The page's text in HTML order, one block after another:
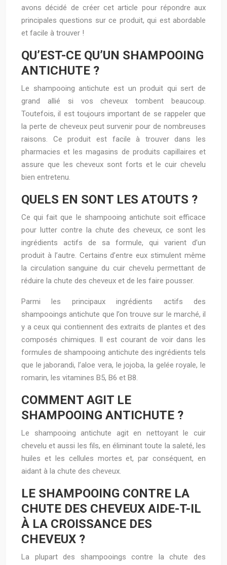
avons décidé de créer cet article pour répondre aux
principales questions sur ce produit, qui est abordable
et facile à trouver !
QU’EST-CE QU’UN SHAMPOOING
ANTICHUTE ?
Le shampooing antichute est un produit qui sert de
grand allié si vos cheveux tombent beaucoup.
Toutefois, il est toujours important de se rappeler que
la perte de cheveux peut survenir pour de nombreuses
raisons. Ce produit est facile à trouver dans les
pharmacies et les magasins de produits capillaires et
assure que les cheveux sont forts et le cuir chevelu
bien entretenu.
QUELS EN SONT LES ATOUTS ?
Ce qui fait que le shampooing antichute soit efficace
pour lutter contre la chute des cheveux, ce sont les
ingrédients actifs de sa formule, qui varient d’un
produit à l’autre. Certains d’entre eux stimulent même
la circulation sanguine du cuir chevelu permettant de
réduire la chute des cheveux et de les faire pousser.
Parmi les principaux ingrédients actifs des
shampooings antichute que l’on trouve sur le marché, il
y a ceux qui contiennent des extraits de plantes et des
composés chimiques. Il est courant de voir dans les
formules de shampooing antichute des ingrédients tels
que le jaborandi, l’aloe vera, le jojoba, la gelée royale, le
romarin, les vitamines B5, B6 et B8.
COMMENT AGIT LE
SHAMPOOING ANTICHUTE ?
Le shampooing antichute agit en nettoyant le cuir
chevelu et aussi les fils, en éliminant toute la saleté, les
huiles et les cellules mortes et, par conséquent, en
aidant à la chute des cheveux.
LE SHAMPOOING CONTRE LA
CHUTE DES CHEVEUX AIDE-T-IL
À LA CROISSANCE DES
CHEVEUX ?
La plupart des shampooings contre la chute des